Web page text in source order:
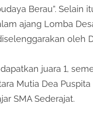
Berau”. Selain
ajang Lomba
oleh
juara 1,
Mutia Dea
SMA Sederajat.